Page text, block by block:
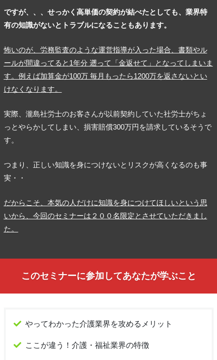
ですが、、、せっかく高単価の契約が結べたとしても、業界特
有の知識がないとトラブルになることもあります。
怖いのが、労務監査のような運営指導が入った場合、書類やル
ールが間違ってると1年分 遡って「金返せて」となってしまいま
す。例えば加算金が100万 毎月もったら1200万を返さないとい
けなくなります。
実際、瀧島社労士のお客さんが以前契約していた社労士がちょ
っとやらかしてしまい、損害賠償300万円を請求しているそうで
す。
つまり、正しい知識を身につけないとリスクが高くなるのも事
実・・
だからこそ、本気の人だけに知識を身につけてほしいという思
いから、今回のセミナーは２００名限定とさせていただきまし
た。
このセミナーに参加してあなたが学ぶこと
やってわかった介護業界を攻めるメリット
ここが違う！介護・福祉業界の特徴